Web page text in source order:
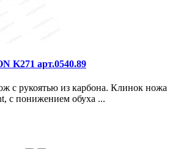
K271 арт.0540.89
с рукоятью из карбона. Клинок ножа
с понижением обуха ...